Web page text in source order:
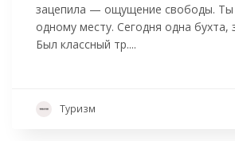
зацепила — ощущение свободы. Ты
одному месту. Сегодня одна бухта,
Был классный тр....
Туризм